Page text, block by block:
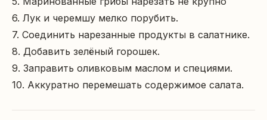
6. Лук и черемшу мелко порубить.
7. Соединить нарезанные продукты в салатнике.
8. Добавить зелёный горошек.
9. Заправить оливковым маслом и специями.
10. Аккуратно перемешать содержимое салата.